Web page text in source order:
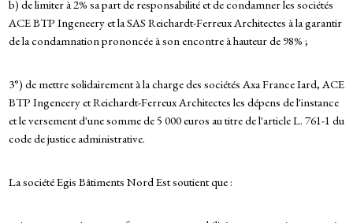
b) de limiter à 2% sa part de responsabilité et de condamner les sociétés
ACE BTP Ingeneery et la SAS Reichardt-Ferreux Architectes à la garantir
de la condamnation prononcée à son encontre à hauteur de 98% ;
3°) de mettre solidairement à la charge des sociétés Axa France Iard, ACE
BTP Ingeneery et Reichardt-Ferreux Architectes les dépens de l'instance
et le versement d'une somme de 5 000 euros au titre de l'article L. 761-1 du
code de justice administrative.
La société Egis Bâtiments Nord Est soutient que :